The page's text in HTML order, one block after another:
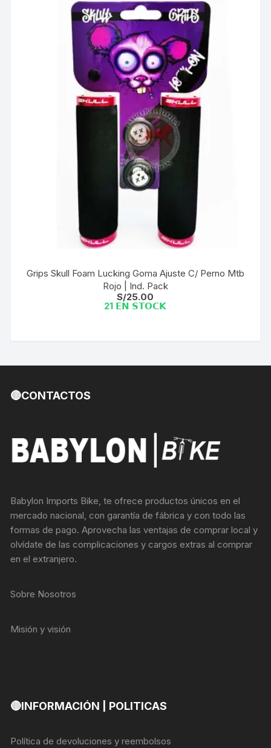
Grips Skull Foam Lucking Goma Ajuste C/ Perno Mtb
Rojo | Ind. Pack
S/25.00
21 𝗘𝗡 𝗦𝗧𝗢𝗖𝗞
🔴CONTACTOS
Babylon Imports Bike, te ofrece productos únicos en el
mercado nacional, con garantía de fábrica y con todo las
formas de pago. Aprovecha las ventajas de comprar local y
olvídate de las complicaciones y cargos extras al comprar
en el extranjero.
Sobre Nosotros
Misión y visión
🔴INFORMACIÓN | POLITICAS
Política de devoluciones y reembolsos